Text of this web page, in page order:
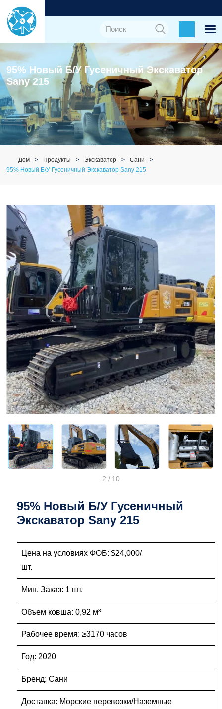
95% Новый Б/у Гусеничный Экскаватор
Sany 215
Дом Продукты Экскаватор
Сани
95% Новый Б/у Гусеничный Экскаватор Sany 215
2 / 10
95% Новый Б/у Гусеничный
Экскаватор Sany 215
Цена на условиях ФОБ: $24,000/
шт.
Мин. Заказ: 1 шт.
Объем ковша: 0,92 м³
Рабочее время: ≥3170 часов
Год: 2020
Бренд: Сани
Доставка: Морские перевозки/Наземные